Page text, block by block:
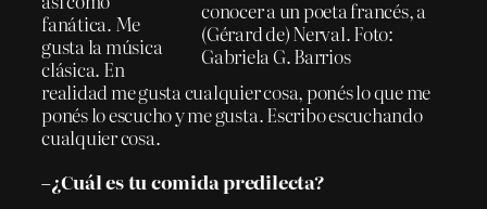
conocer a un poeta francés, a
(Gérard de) Nerval. Foto:
Gabriela G. Barrios
fanática. Me
gusta la música
clásica. En
realidad me gusta cualquier cosa, ponés lo que me
ponés lo escucho y me gusta. Escribo escuchando
cualquier cosa.
–¿Cuál es tu comida predilecta?